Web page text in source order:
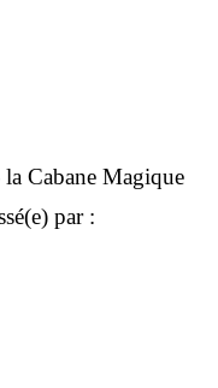
Cabane Magique
par :